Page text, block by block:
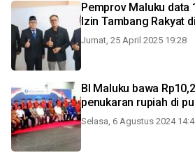
Pemprov Maluku data
Izin Tambang Rakyat
Jumat, 25 April 2025 19:28
BI Maluku bawa
Selasa, 6 Agustus 2024